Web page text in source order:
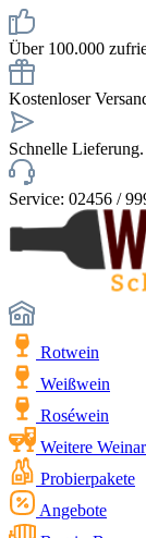
Über 100.000
Kostenloser
Schnelle Lieferung.
Service: 02456 /
Rotwein
Weißwein
Roséwein
Weitere
Probierpakete
Angebote